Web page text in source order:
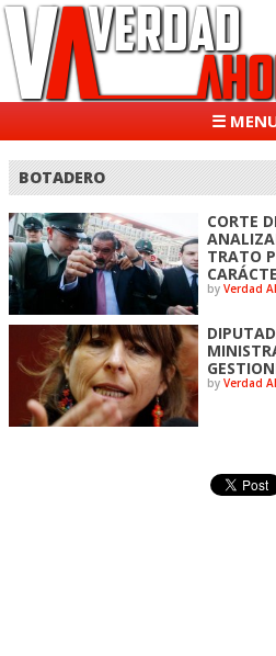
☰
BOTADERO
CORTE
TRATO
byVerdad
byVerdad